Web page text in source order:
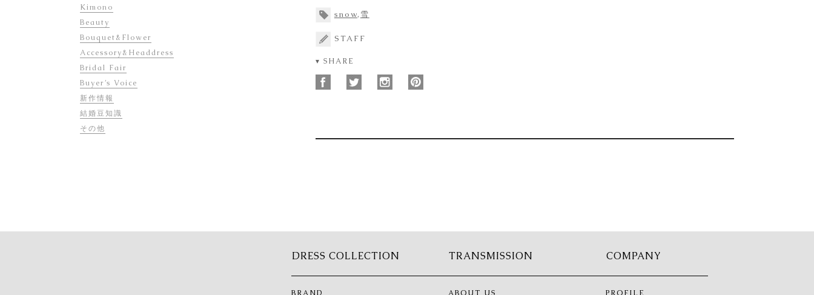
snow, 雪
STAFF
▾ SHARE
Kimono
Beauty
Bouquet&Flower
Accessory&Headdress
Bridal Fair
Buyer’s Voice
新作情報
結婚豆知識
その他
DRESS COLLECTION TRANSMISSION COMPANY